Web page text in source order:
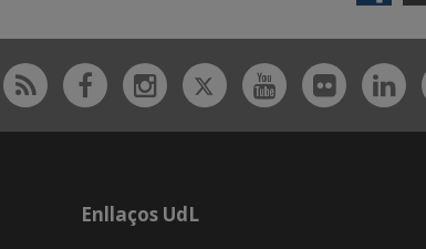
Rss FacebookInstagram
TwitterYoutubeFlickr
Enllaços UdL